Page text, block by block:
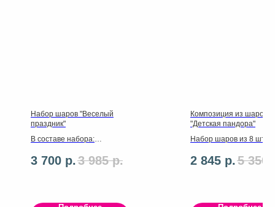
Набор шаров "Веселый
праздник"
В составе набора:
✔ 1 фольгированный шар
3 700 р.3 985 р.
Композиция из шаров
"Детская пандора"
Набор шаров из 8 штук,
добавить круг за 450р.
2 845 р.5 350